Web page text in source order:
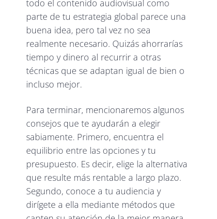
todo el contenido audiovisual como
parte de tu estrategia global parece una
buena idea, pero tal vez no sea
realmente necesario. Quizás ahorrarías
tiempo y dinero al recurrir a otras
técnicas que se adaptan igual de bien o
incluso mejor.
Para terminar, mencionaremos algunos
consejos que te ayudarán a elegir
sabiamente. Primero, encuentra el
equilibrio entre las opciones y tu
presupuesto. Es decir, elige la alternativa
que resulte más rentable a largo plazo.
Segundo, conoce a tu audiencia y
dirígete a ella mediante métodos que